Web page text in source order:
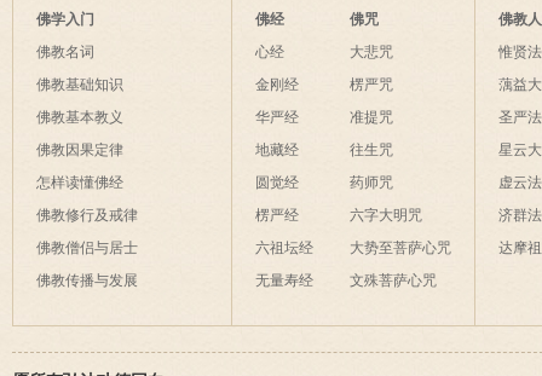
佛学入门
佛教名词
佛教基础知识
佛教基本教义
佛教因果定律
怎样读懂佛经
佛教修行及戒律
佛教僧侣与居士
佛教传播与发展
佛经
心经
金刚经
华严经
地藏经
圆觉经
楞严经
六祖坛经
无量寿经
佛咒
大悲咒
楞严咒
准提咒
往生咒
药师咒
六字大明咒
大势至菩萨心咒
文殊菩萨心咒
佛教
惟贤
蕅益
圣严
星云
虚云
济群
达摩